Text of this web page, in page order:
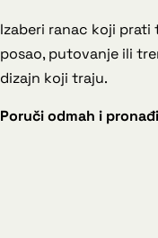
Izaberi ranac koji prati
posao, putovanje ili
dizajn koji traju.
Poruči odmah i